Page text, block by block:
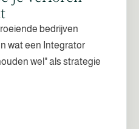
bedrijven
wat een Integrator
wel" als strategie